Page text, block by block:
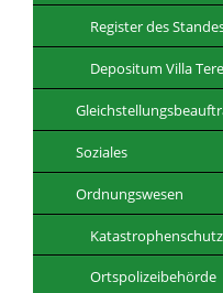
Register des
Depositum Villa
Soziales
Ordnungswesen
Katastrophenschutz
Ortspolizeibehörde